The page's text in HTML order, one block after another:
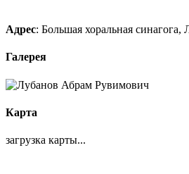
Адрес: Большая хоральная
Галерея
Карта
загрузка карты...